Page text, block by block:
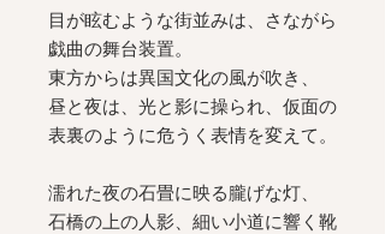
目が眩むような街並みは、さながら
戯曲の舞台装置。
東方からは異国文化の風が吹き、
昼と夜は、光と影に操られ、仮面の
表裏のように危うく表情を変えて。
濡れた夜の石畳に映る朧げな灯、
石橋の上の人影、細い小道に響く靴